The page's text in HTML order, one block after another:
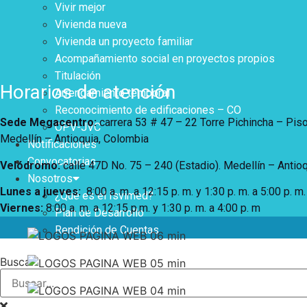
Vivir mejor
Vivienda nueva
Vivienda un proyecto familiar
Acompañamiento social en proyectos propios
Titulación
Arrendamiento temporal
Reconocimiento de edificaciones – CO
OPV-JVC
Notificaciones
Convocatorias
Nosotros
¿Qué es el Isvimed?
Plan de Desarrollo
Rendición de Cuentas
Buscar
Horarios de atención
Sede Megacentro:carrera 53 # 47 – 22 Torre Pichincha –
Medellín – Antioquia, Colombia
Velódromo:calle 47D No. 75 – 240 (Estadio). Medellín –
Lunes a jueves:8:00 a. m. a 12:15 p. m. y 1:30 p. m. a 5:00 p. m.
Viernes:8:00 a. m. a 12:15 p.m. y 1:30 p. m. a 4:00 p. m